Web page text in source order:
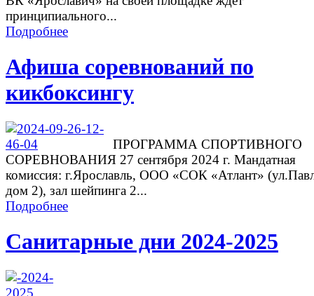
принципиального...
Подробнее
Афиша соревнований по
кикбоксингу
ПРОГРАММА СПОРТИВНОГО
СОРЕВНОВАНИЯ 27 сентября 2024 г. Мандатная
комиссия: г.Ярославль, ООО «СОК «Атлант»
дом 2), зал шейпинга 2...
Подробнее
Санитарные дни 2024-2025